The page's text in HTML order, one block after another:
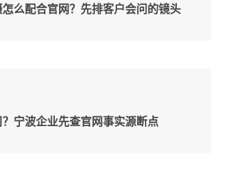
么配合官网？先排客户会问的镜头
宁波企业先查官网事实源断点